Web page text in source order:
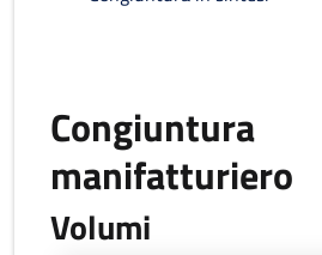
Congiuntura
manifatturiero
Volumi